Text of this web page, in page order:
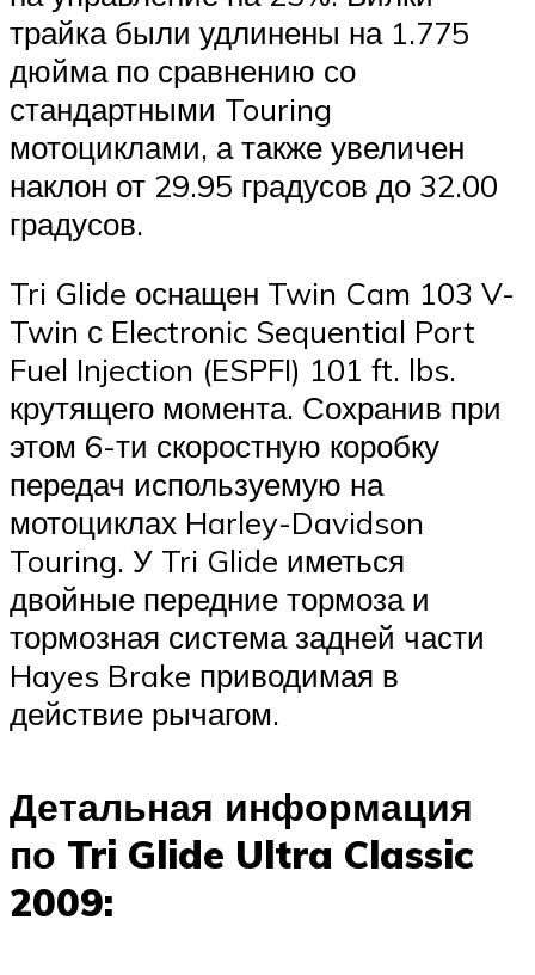
трайка были удлинены на 1.775
дюйма по сравнению со
стандартными Touring
мотоциклами, а также увеличен
наклон от 29.95 градусов до 32.00
градусов.
Tri Glide оснащен Twin Cam 103 V-
Twin с Electronic Sequential Port
Fuel Injection (ESPFI) 101 ft. lbs.
крутящего момента. Сохранив при
этом 6-ти скоростную коробку
передач используемую на
мотоциклах Harley-Davidson
Touring. У Tri Glide иметься
двойные передние тормоза и
тормозная система задней части
Hayes Brake приводимая в
действие рычагом.
Детальная информация
по Tri Glide Ultra Classic
2009: